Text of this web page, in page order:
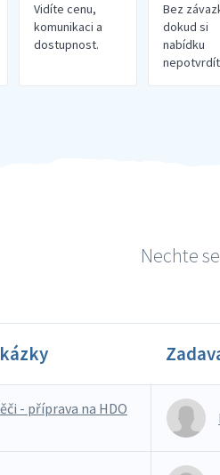
Vidíte cenu,
komunikaci a
dostupnost.
Bez
dokud si
nabídku
Nechte
- příprava na HDO